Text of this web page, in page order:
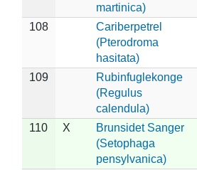
martinica)
108
Cariberpetrel
(Pterodroma
hasitata)
109
Rubinfuglekonge
(Regulus
calendula)
110 X
Brunsidet Sanger
(Setophaga
pensylvanica)